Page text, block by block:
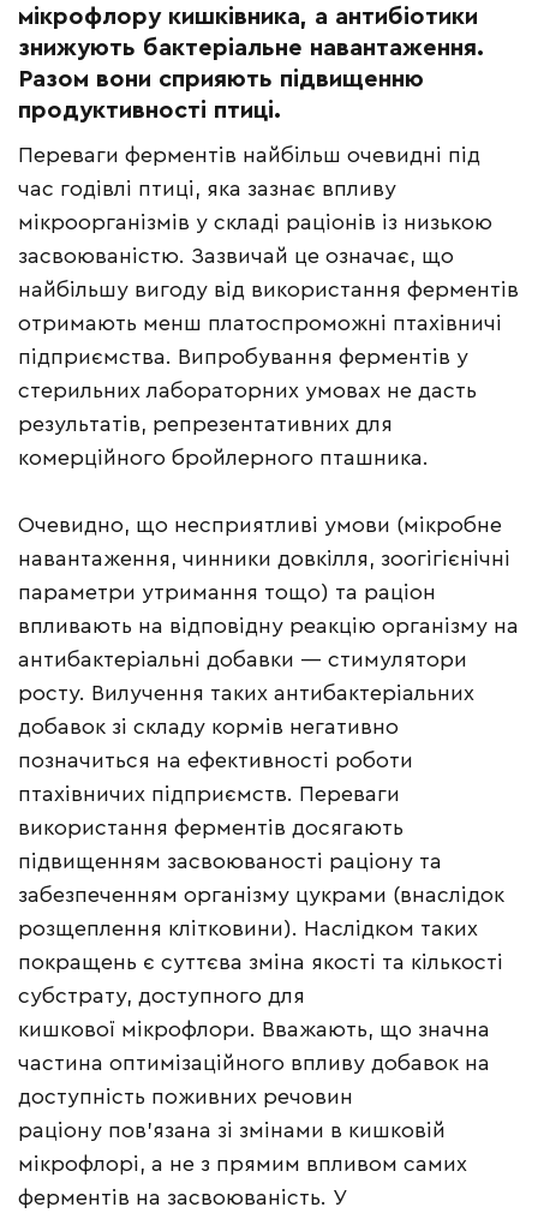
мікрофлору кишківника, а антибіотики
знижують бактеріальне навантаження.
Разом вони сприяють підвищенню
продуктивності птиці.
Переваги ферментів найбільш очевидні під
час годівлі птиці, яка зазнає впливу
мікроорганізмів у складі раціонів із низькою
засвоюваністю. Зазвичай це означає, що
найбільшу вигоду від використання ферментів
отримають менш платоспроможні птахівничі
підприємства. Випробування ферментів у
стерильних лабораторних умовах не дасть
результатів, репрезентативних для
комерційного бройлерного пташника.
Очевидно, що несприятливі умови (мікробне
навантаження, чинники довкілля, зоогігієнічні
параметри утримання тощо) та раціон
впливають на відповідну реакцію організму на
антибактеріальні добавки — стимулятори
росту. Вилучення таких антибактеріальних
добавок зі складу кормів негативно
позначиться на ефективності роботи
птахівничих підприємств. Переваги
використання ферментів досягають
підвищенням засвоюваності раціону та
забезпеченням організму цукрами (внаслідок
розщеплення клітковини). Наслідком таких
покращень є суттєва зміна якості та кількості
субстрату, доступного для
кишкової мікрофлори. Вважають, що значна
частина оптимізаційного впливу добавок на
доступність поживних речовин
раціону пов’язана зі змінами в кишковій
мікрофлорі, а не з прямим впливом самих
ферментів на засвоюваність. У